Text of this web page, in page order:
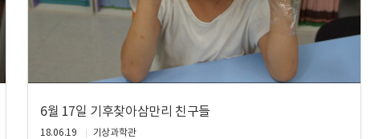
6월 17일 기후찾아삼만리 친구들
18.06.19 기상과학관